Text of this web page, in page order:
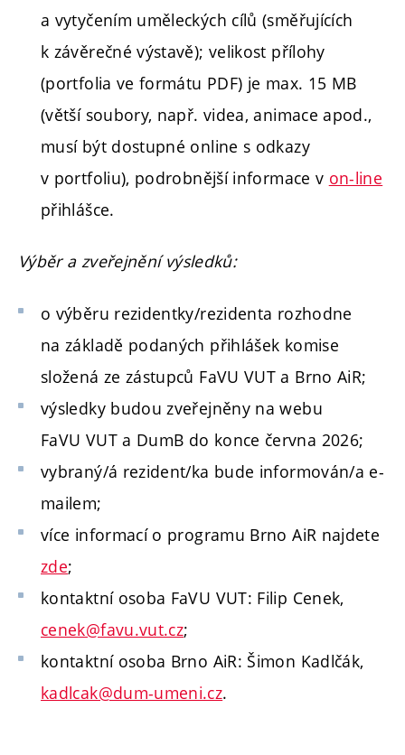
a vytyčením uměleckých cílů (směřujících
k závěrečné výstavě); velikost přílohy
(portfolia ve formátu PDF) je max. 15 MB
(větší soubory, např. videa, animace apod.,
musí být dostupné online s odkazy
v portfoliu), podrobnější informace v on-line
přihlášce.
Výběr a zveřejnění výsledků:
o výběru rezidentky/rezidenta rozhodne
na základě podaných přihlášek komise
složená ze zástupců FaVU VUT a Brno AiR;
výsledky budou zveřejněny na webu
FaVU VUT a DumB do konce června 2026;
vybraný/á rezident/ka bude informován/a e-
mailem;
více informací o programu Brno AiR najdete
zde;
kontaktní osoba FaVU VUT: Filip Cenek,
cenek@favu.vut.cz;
kontaktní osoba Brno AiR: Šimon Kadlčák,
kadlcak@dum-umeni.cz.